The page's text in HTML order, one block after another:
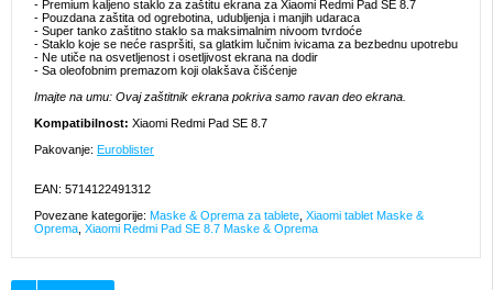
- Premium kaljeno staklo za zaštitu ekrana za Xiaomi Redmi Pad SE 8.7
- Pouzdana zaštita od ogrebotina, udubljenja i manjih udaraca
- Super tanko zaštitno staklo sa maksimalnim nivoom tvrdoće
- Staklo koje se neće raspršiti, sa glatkim lučnim ivicama za bezbednu upotrebu
- Ne utiče na osvetljenost i osetljivost ekrana na dodir
- Sa oleofobnim premazom koji olakšava čišćenje
Imajte na umu: Ovaj zaštitnik ekrana pokriva samo ravan deo ekrana.
Kompatibilnost: Xiaomi Redmi Pad SE 8.7
Pakovanje: Euroblister
EAN: 5714122491312
Povezane kategorije: Maske & Oprema za tablete Xiaomi tablet Maske &
Oprema Xiaomi Redmi Pad SE 8.7 Maske & Oprema